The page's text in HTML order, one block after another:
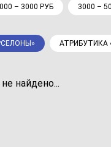
– 3000 РУБ 3000 –
АТРИБУТИКА
найдено...